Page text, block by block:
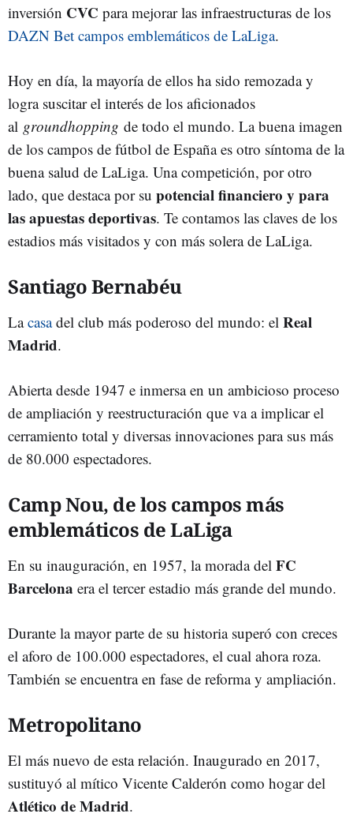
inversión CVC para mejorar las infraestructuras de los
DAZN Bet campos emblemáticos de LaLiga.
Hoy en día, la mayoría de ellos ha sido remozada y
logra suscitar el interés de los aficionados
al groundhopping de todo el mundo. La buena imagen
de los campos de fútbol de España es otro síntoma de la
buena salud de LaLiga. Una competición, por otro
lado, que destaca por su potencial financiero y para
las apuestas deportivas. Te contamos las claves de los
estadios más visitados y con más solera de LaLiga.
Santiago Bernabéu
Lacasadel club más poderoso del mundo: el Real
Madrid.
Abierta desde 1947 e inmersa en un ambicioso proceso
de ampliación y reestructuración que va a implicar el
cerramiento total y diversas innovaciones para sus más
de 80.000 espectadores.
Camp Nou, de los campos más
emblemáticos de LaLiga
En su inauguración, en 1957, la morada del FC
Barcelona era el tercer estadio más grande del mundo.
Durante la mayor parte de su historia superó con creces
el aforo de 100.000 espectadores, el cual ahora roza.
También se encuentra en fase de reforma y ampliación.
Metropolitano
El más nuevo de esta relación. Inaugurado en 2017,
sustituyó al mítico Vicente Calderón como hogar del
Atlético de Madrid.